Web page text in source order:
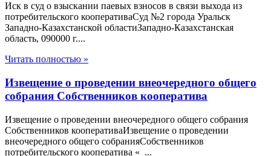
Иск в суд о взыскании паевых взносов в связи выхода из
потребительского кооперативаСуд №2 города Уральск
Западно-Казахстанской областиЗападно-Казахстанская
область, 090000 г....
Читать полностью »
Извещение о проведении внеочередного общего
собрания Собственников кооператива
Извещение о проведении внеочередного общего собрания
Собственников кооперативаИзвещение о проведении
внеочередного общего собранияСобственников
потребительского кооператива «_...